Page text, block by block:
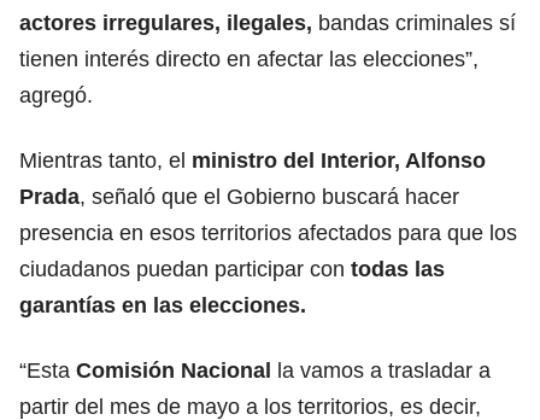
actores irregulares, ilegales, bandas criminales sí
tienen interés directo en afectar las elecciones”,
agregó.
Mientras tanto, el ministro del Interior, Alfonso
Prada, señaló que el Gobierno buscará hacer
presencia en esos territorios afectados para que los
ciudadanos puedan participar con todas las
garantías en las elecciones.
“Esta Comisión Nacional la vamos a trasladar a
partir del mes de mayo a los territorios, es decir,